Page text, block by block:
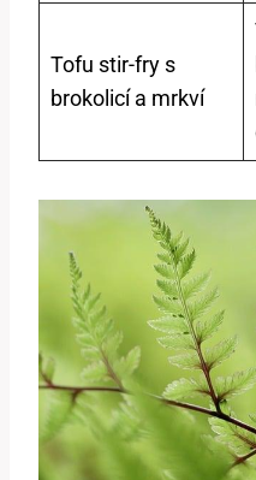
Tofu stir-fry s
brokolicí a mrkví